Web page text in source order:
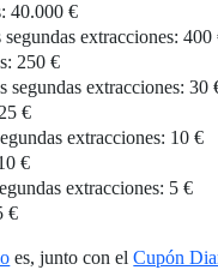
40.000 €
extracciones: 400
250 €
segundas extracciones: 30
€
extracciones: 10 €
€
extracciones: 5 €
€
es, junto con elCupón